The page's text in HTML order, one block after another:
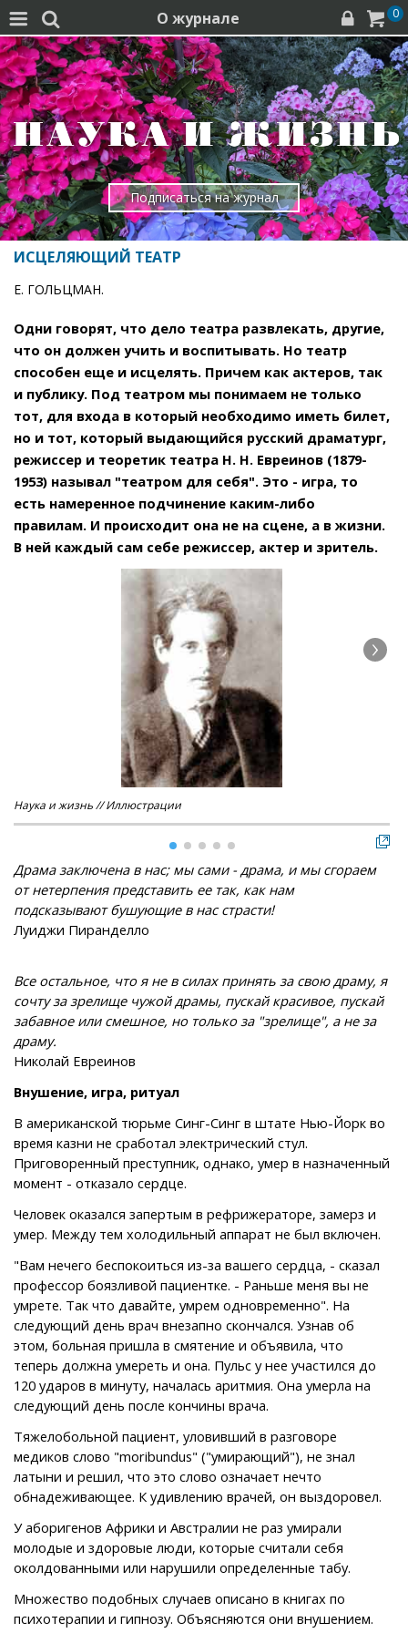
  О журнале   0
Подписаться на журнал
ИСЦЕЛЯЮЩИЙ ТЕАТР
Е. ГОЛЬЦМАН.
Одни говорят, что дело театра развлекать, другие,
что он должен учить и воспитывать. Но театр
способен еще и исцелять. Причем как актеров, так
и публику. Под театром мы понимаем не только
тот, для входа в который необходимо иметь билет,
но и тот, который выдающийся русский драматург,
режиссер и теоретик театра Н. Н. Евреинов (1879-
1953) называл "театром для себя". Это - игра, то
есть намеренное подчинение каким-либо
правилам. И происходит она не на сцене, а в жизни.
В ней каждый сам себе режиссер, актер и зритель.
Наука и жизнь // Иллюстрации
Драма заключена в нас; мы сами - драма, и мы сгораем
от нетерпения представить ее так, как нам
подсказывают бушующие в нас страсти!
Луиджи Пиранделло
Все остальное, что я не в силах принять за свою драму, я
сочту за зрелище чужой драмы, пускай красивое, пускай
забавное или смешное, но только за "зрелище", а не за
драму.
Николай Евреинов
Внушение, игра, ритуал
В американской тюрьме Синг-Синг в штате Нью-Йорк во
время казни не сработал электрический стул.
Приговоренный преступник, однако, умер в назначенный
момент - отказало сердце.
Человек оказался запертым в рефрижераторе, замерз и
умер. Между тем холодильный аппарат не был включен.
"Вам нечего беспокоиться из-за вашего сердца, - сказал
профессор боязливой пациентке. - Раньше меня вы не
умрете. Так что давайте, умрем одновременно". На
следующий день врач внезапно скончался. Узнав об
этом, больная пришла в смятение и объявила, что
теперь должна умереть и она. Пульс у нее участился до
120 ударов в минуту, началась аритмия. Она умерла на
следующий день после кончины врача.
Тяжелобольной пациент, уловивший в разговоре
медиков слово "moribundus" ("умирающий"), не знал
латыни и решил, что это слово означает нечто
обнадеживающее. К удивлению врачей, он выздоровел.
У аборигенов Африки и Австралии не раз умирали
молодые и здоровые люди, которые считали себя
околдованными или нарушили определенные табу.
Множество подобных случаев описано в книгах по
психотерапии и гипнозу. Объясняются они внушением.